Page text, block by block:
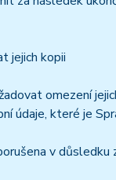
jejich kopii
omezení
údaje, které je
v důsledku